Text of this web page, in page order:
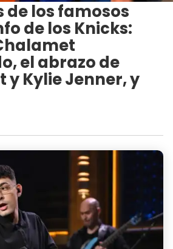
de los famosos
de los Knicks:
el abrazo de
y Kylie Jenner, y